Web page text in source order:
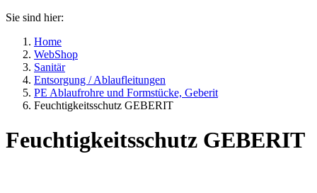
Sie sind hier:
Home
WebShop
Sanitär
Entsorgung / Ablaufleitungen
PE Ablaufrohre und Formstücke, Geberit
Feuchtigkeitsschutz GEBERIT
Feuchtigkeitsschutz GEBERIT